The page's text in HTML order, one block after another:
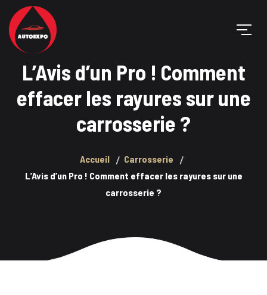
L’Avis d’un Pro ! Comment
effacer les rayures sur une
carrosserie ?
Accueil
Carrosserie
L’Avis d’un Pro ! Comment effacer les rayures sur une
carrosserie ?